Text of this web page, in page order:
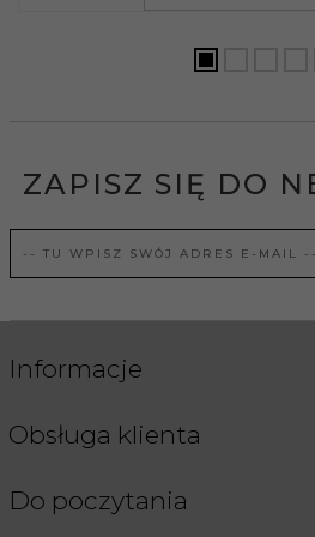
ZAPISZ SIĘ DO
Informacje
Obsługa klienta
Do poczytania